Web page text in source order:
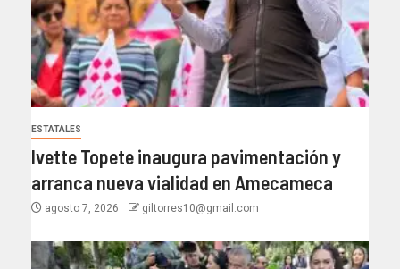
ESTATALES
Ivette Topete inaugura pavimentación y
arranca nueva vialidad en Amecameca
agosto 7, 2026 giltorres10@gmail.com